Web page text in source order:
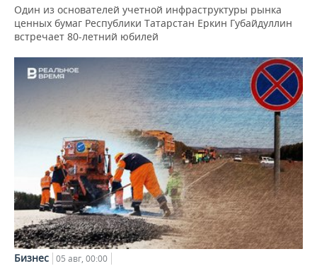
Один из основателей учетной инфраструктуры рынка
ценных бумаг Республики Татарстан Еркин Губайдуллин
встречает 80-летний юбилей
Бизнес 05 авг, 00:00